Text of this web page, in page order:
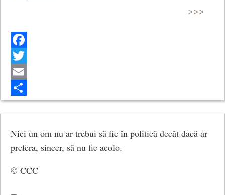
>>>
Facebook
Twitter
Email
Share
Nici un om nu ar trebui să fie în politică decât dacă ar
prefera, sincer, să nu fie acolo.
© CCC